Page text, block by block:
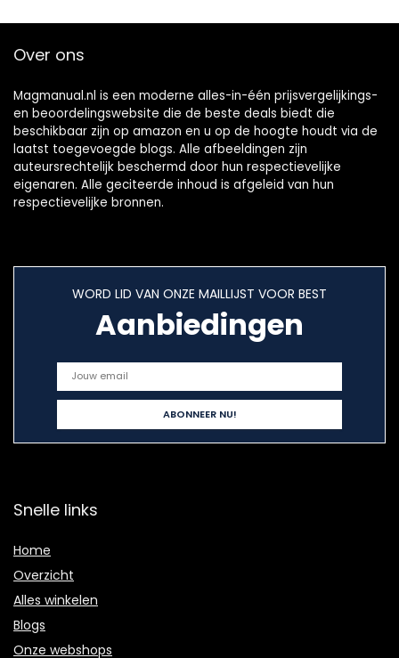
Over ons
Magmanual.nl is een moderne alles-in-één prijsvergelijkings-
en beoordelingswebsite die de beste deals biedt die
beschikbaar zijn op amazon en u op de hoogte houdt via de
laatst toegevoegde blogs. Alle afbeeldingen zijn
auteursrechtelijk beschermd door hun respectievelijke
eigenaren. Alle geciteerde inhoud is afgeleid van hun
respectievelijke bronnen.
WORD LID VAN ONZE MAILLIJST VOOR BEST
Aanbiedingen
Snelle links
Home
Overzicht
Alles winkelen
Blogs
Onze webshops